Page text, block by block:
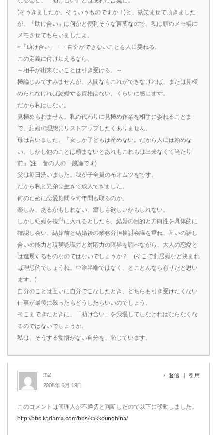
(そうきましたか。そういうものですか！)と、微笑ませて頂きました
が、「助け合い」は何かと便利そうな言葉なので、私は頭のメモ帳に
メモさせてもらいましたよ。
>「助け合い」・・自分ができないことを人に委ねる。
この定義に付け加えるなら、
～相手が出来ないことは引き受ける。～
極論じみてすみませんが、人間ならこれができなければ、または見極
められなければ結婚する資格はない、くらいに感じます。
だから私はしない。
見極められません。私の代わりに見極め作業を相手に委ねることま
で、結婚の理想にリストアップしたくありません。
母は言いました。「女しか子どもは産めない。だから人には頼めな
い。しかし他のことは頼まないとあれもこれもは出来なくて当たり
前」(注…昔の人の一般論です)
父は毎日洗いました。我が子全員の布オムツをです。
だから私と兄弟は生きて成人できました。
何のために恋愛期間を何年間も取るのか。
楽しみ、あるかもしれない。癒しも欲しいかもしれない。
しかし結婚を視野に入れるとしたら、結婚の目的と方向性を具体的に
確認し会い、結婚前と結婚後の業務分担検討会議を重ね、互いの話し
合いの能力と現実認識力と対応力の限界を調べながら、大人の恋愛と
は進展するものなのではないでしょうか？ (そこで別居婚など決まれ
ば理想的でしょうね。中途半端ではなく、とことんなら有りだと思い
ます。)
自分のことは互いに自分でこなしたとき、どちらも引き受けたくない
仕事が最後に残ったらどうしたらいいのでしょう。
そこまできたときに、「助け合い」を我慢してしなければならなくな
るのではないでしょうか。
私は、そうする覚悟がない自分を、恥じています。
m2
2008年 6月 19日
返信 引用
このコメントは管理人が不適切と判断したので以下に移動しました。
http://bbs.kodama.com/bbs/kakkounohina/